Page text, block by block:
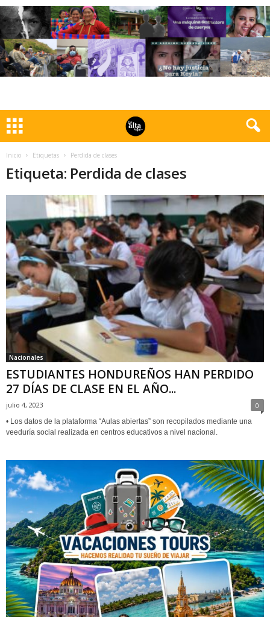
Inicio Etiquetas Perdida de clases
Etiqueta: Perdida de clases
Nacionales
ESTUDIANTES HONDUREÑOS HAN PERDIDO
27 DÍAS DE CLASE EN EL AÑO...
julio 4, 2023 0
• Los datos de la plataforma “Aulas abiertas” son recopilados mediante una
veeduría social realizada en centros educativos a nivel nacional.